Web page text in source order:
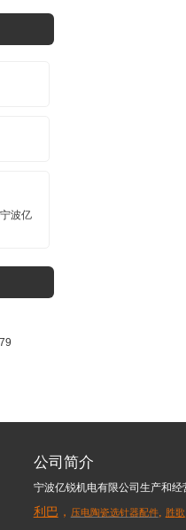
波亿
公司简介
宁波亿锐机电有限公司生产和
利巴 ， 压电陶瓷选针器配件, 胜歌